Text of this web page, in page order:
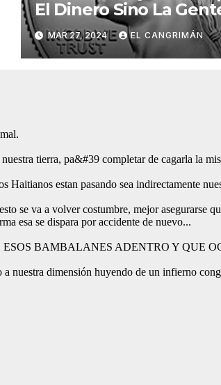
El Dinero Sino La
Pregunta: «¿De Verdad
Tendrán Una
MAR 27, 2024 EL CANGRIMÁN